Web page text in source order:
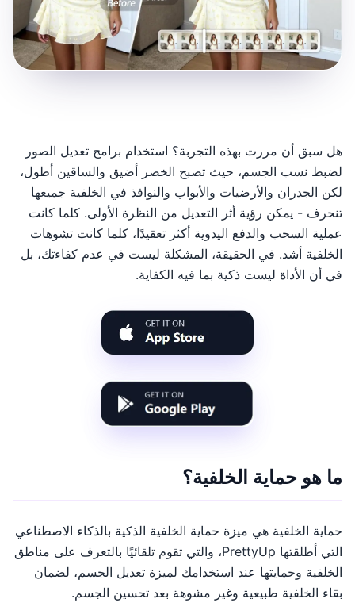
هل سبق أن مررت بهذه التجربة؟ استخدام برامج تعديل الصور
لضبط نسب الجسم، حيث تصبح الخصر أضيق والساقين أطول،
لكن الجدران والأرضيات والأبواب والنوافذ في الخلفية جميعها
تنحرف - يمكن رؤية أثر التعديل من النظرة الأولى. كلما كانت
عملية السحب والدفع اليدوية أكثر تعقيدًا، كلما كانت تشوهات
الخلفية أشد. في الحقيقة، المشكلة ليست في عدم كفاءتك، بل
في أن الأداة ليست ذكية بما فيه الكفاية.
ما هو حماية الخلفية؟
حماية الخلفية هي ميزة حماية الخلفية الذكية بالذكاء الاصطناعي
التي أطلقتها PrettyUp، والتي تقوم تلقائيًا بالتعرف على مناطق
الخلفية وحمايتها عند استخدامك لميزة تعديل الجسم، لضمان
بقاء الخلفية طبيعية وغير مشوهة بعد تحسين الجسم.